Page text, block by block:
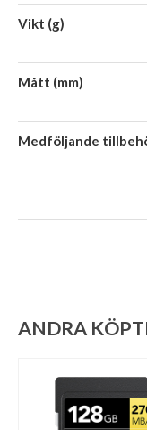
Vikt (g)
Mått (mm)
Medföljande
ANDRA